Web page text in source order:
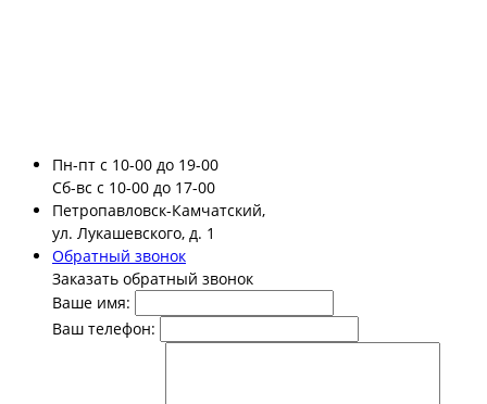
Пн-пт с 10-00 до 19-00
Сб-вс с 10-00 до 17-00
Петропавловск-Камчатский,
ул. Лукашевского, д. 1
Обратный звонок
Заказать обратный звонок
Ваше имя:
Ваш телефон: